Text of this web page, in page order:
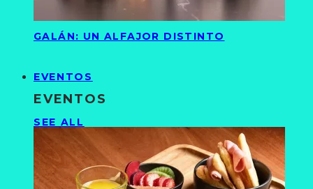
GALÁN: UN ALFAJOR DISTINTO
EVENTOS
EVENTOS
SEE ALL